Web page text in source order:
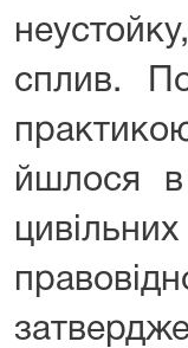
сплив.
йшлося в